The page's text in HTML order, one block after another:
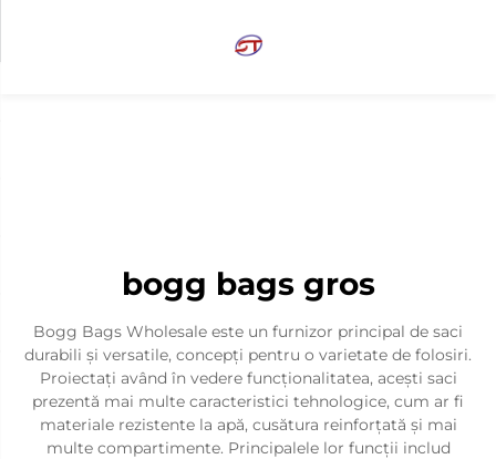
bogg bags gros
Bogg Bags Wholesale este un furnizor principal de saci
durabili și versatile, concepți pentru o varietate de folosiri.
Proiectați având în vedere funcționalitatea, acești saci
prezentă mai multe caracteristici tehnologice, cum ar fi
materiale rezistente la apă, cusătura reinforțată și mai
multe compartimente. Principalele lor funcții includ